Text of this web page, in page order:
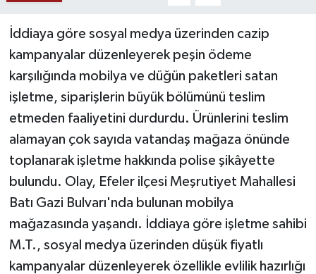
İddiaya göre sosyal medya üzerinden cazip
kampanyalar düzenleyerek peşin ödeme
karşılığında mobilya ve düğün paketleri satan
işletme, siparişlerin büyük bölümünü teslim
etmeden faaliyetini durdurdu. Ürünlerini teslim
alamayan çok sayıda vatandaş mağaza önünde
toplanarak işletme hakkında polise şikâyette
bulundu. Olay, Efeler ilçesi Meşrutiyet Mahallesi
Batı Gazi Bulvarı'nda bulunan mobilya
mağazasında yaşandı. İddiaya göre işletme sahibi
M.T., sosyal medya üzerinden düşük fiyatlı
kampanyalar düzenleyerek özellikle evlilik hazırlığı